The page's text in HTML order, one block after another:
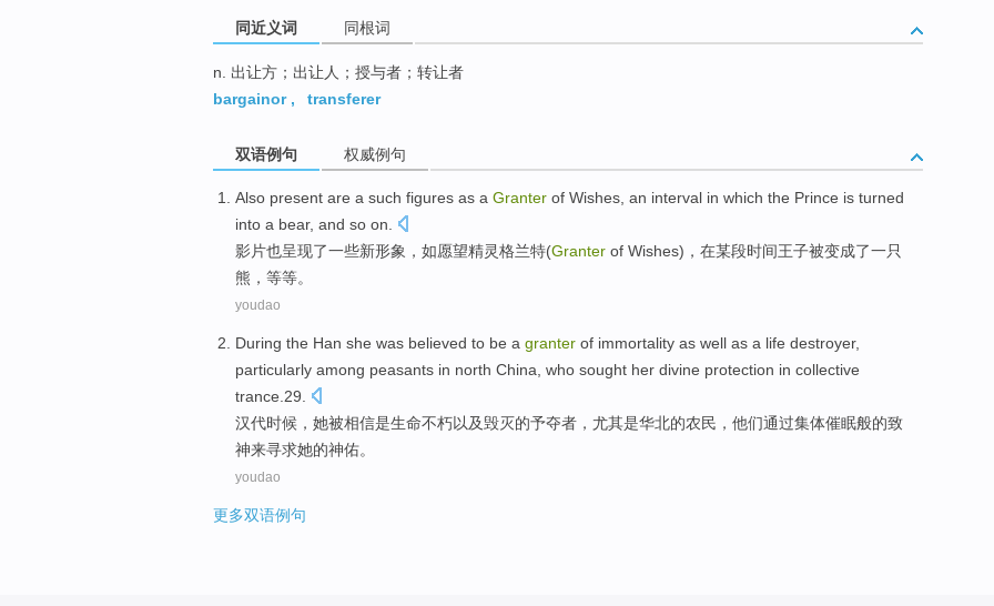
同近义词 同根词
n. 出让方；出让人；授与者；转让者
bargainor, transferer
双语例句 权威例句
Also present are a such figures as a Granter of Wishes, an interval in which the Prince is turned
into a bear, and so on.
影片也呈现了一些新形象， 如愿望精灵格兰特(Granter of Wishes)， 在某段时间王子被变成了一只
熊 ， 等等。
youdao
During the Han she was believed to be a granter of immortality as well as a life destroyer,
particularly among peasants in north China who sought her divine protection in collective
trance.29
汉代时候， 她被相信是生命不朽以及毁灭的予夺者， 尤其是华北的农民 ， 他们通过集体催眠般的致
神来寻求她的神佑。
youdao
更多双语例句